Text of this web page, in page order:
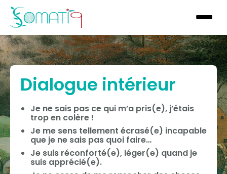
Dialogue intérieur
Je ne sais pas ce qui m’a pris(e), j’étais
trop en colère !
Je me sens tellement écrasé(e) incapable
que je ne sais pas quoi faire…
Je suis réconforté(e), léger(e) quand je
suis apprécié(e).